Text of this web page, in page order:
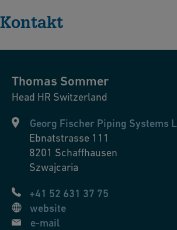
Kontakt
Thomas Sommer
Head HR Switzerland
Georg Fischer Piping Systems
Ebnatstrasse 111
8201 Schaffhausen
Szwajcaria
+41 52 631 37 75
website
e-mail